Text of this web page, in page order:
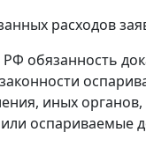
расходов
обязанность
иных
оспариваемые